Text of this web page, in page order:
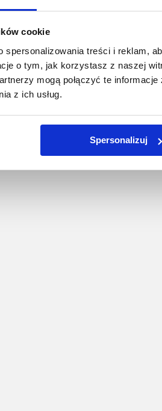
cookie
treści i reklam,
o tym, jak korzystasz z naszej
mogą połączyć te
z ich usług.
Spersonalizuj
nakaz zapłaty